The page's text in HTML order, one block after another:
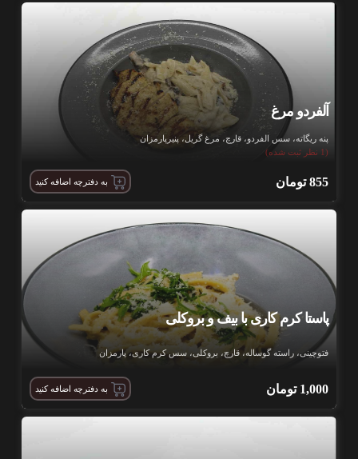
آلفردو مرغ
پنه ریگاته، سس الفردو، قارچ، مرغ گریل، پنیرپارمزان
(1 نظر ثبت شده)
855 تومان به دفترچه اضافه کنید
پاستا کرم کاری با بیف و بروکلی
فتوچینی، راسته گوساله، قارچ، بروکلی، سس کرم کاری، پارمزان
1,000 تومان به دفترچه اضافه کنید